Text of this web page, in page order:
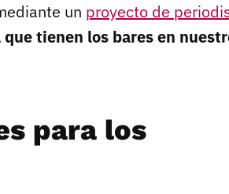
un proyecto de
tienen los bares en
para los